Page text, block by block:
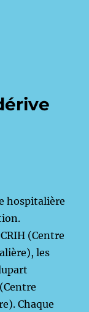
hospitalière
(Centre
les
Chaque